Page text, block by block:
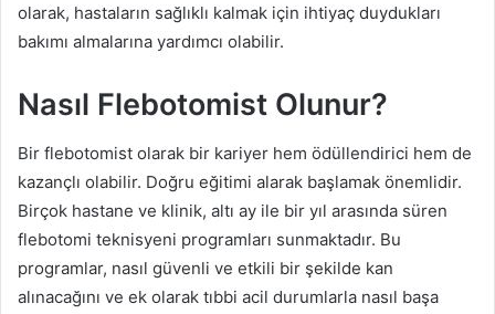
olarak, hastaların sağlıklı kalmak için ihtiyaç duydukları
bakımı almalarına yardımcı olabilir.
Nasıl Flebotomist Olunur?
Bir flebotomist olarak bir kariyer hem ödüllendirici hem de
kazançlı olabilir. Doğru eğitimi alarak başlamak önemlidir.
Birçok hastane ve klinik, altı ay ile bir yıl arasında süren
flebotomi teknisyeni programları sunmaktadır. Bu
programlar, nasıl güvenli ve etkili bir şekilde kan
alınacağını ve ek olarak tıbbi acil durumlarla nasıl başa